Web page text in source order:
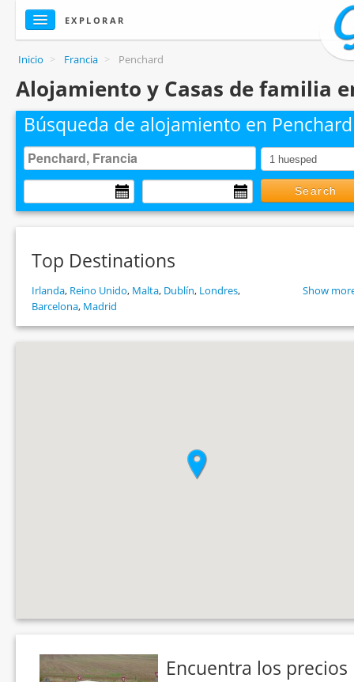
EXPLORAR
Inicio > Francia > Penchard
Alojamiento y Casas de familia
Búsqueda de alojamiento en Penchard
Search
Top Destinations
Irlanda, Reino Unido, Malta, Dublín, Londres,
Barcelona, Madrid
Show
Encuentra los precios